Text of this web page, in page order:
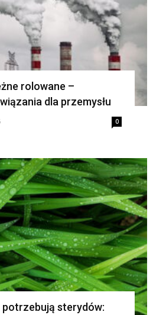
rolowane –
dla przemysłu
0
sterydów: